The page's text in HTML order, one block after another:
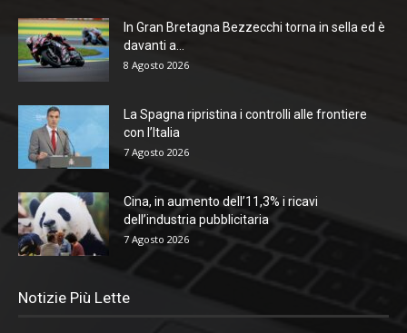
In Gran Bretagna Bezzecchi torna in sella ed è
davanti a...
8 Agosto 2026
La Spagna ripristina i controlli alle frontiere
con l’Italia
7 Agosto 2026
Cina, in aumento dell’11,3% i ricavi
dell’industria pubblicitaria
7 Agosto 2026
Notizie Più Lette